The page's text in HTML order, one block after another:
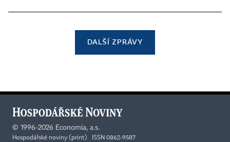
DALŠÍ ZPRÁVY
© 1996-2026 Economia, a.s.
Hospodářské noviny (print) ISSN 0862-9587